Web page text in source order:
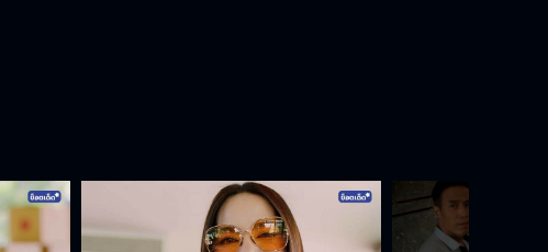
ถ้าเกิดอะไรขึ้นมันเป็นเพราะธาทำกับแม่
ก่อน